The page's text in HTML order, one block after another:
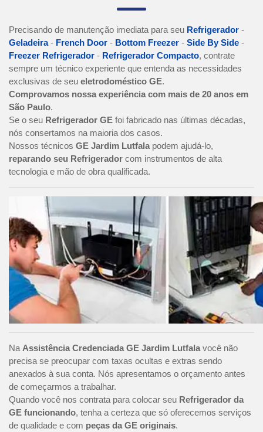
Precisando de manutenção imediata para seu Refrigerador -
Geladeira- French Door - Bottom Freezer - Side By Side -
Freezer Refrigerador - Refrigerador Compacto, contrate
sempre um técnico experiente que entenda as necessidades
exclusivas de seu eletrodoméstico GE.
Comprovamos nossa experiência com mais de 20 anos em
São Paulo.
Se o seu Refrigerador GE foi fabricado nas últimas décadas,
nós consertamos na maioria dos casos.
Nossos técnicos GE Jardim Lutfala podem ajudá-lo,
reparando seu Refrigerador com instrumentos de alta
tecnologia e mão de obra qualificada.
Na Assistência Credenciada GE Jardim Lutfala você não
precisa se preocupar com taxas ocultas e extras sendo
anexados à sua conta. Nós apresentamos o orçamento antes
de começarmos a trabalhar.
Quando você nos contrata para colocar seu Refrigerador da
GE funcionando, tenha a certeza que só oferecemos serviços
de qualidade e com peças da GE originais.